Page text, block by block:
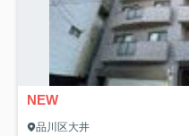
NEW
品川区大井